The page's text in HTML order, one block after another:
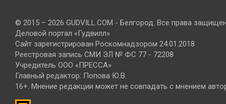
© 2015 – 2026 GUDVILL.COM - Белгород. Все права
Деловой портал «Гудвилл»
Сайт зарегистрирован Роскомнадзором 24.01.2018
Реестровая запись СМИ ЭЛ № ФС 77 - 72208
Учредитель ООО «ПРЕССА»
Главный редактор: Попова Ю.В.
16+. Мнение редакции может не совпадать с мнением